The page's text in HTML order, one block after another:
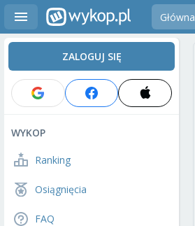
Główna
ZALOGUJ SIĘ
WYKOP
Ranking
Osiągnięcia
FAQ